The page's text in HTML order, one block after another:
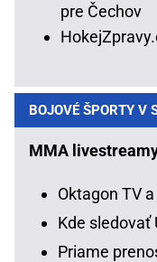
pre Čechov
BOJOVÉ ŠPORTY V
MMA
Oktagon TV
Kde sledovať
Priame